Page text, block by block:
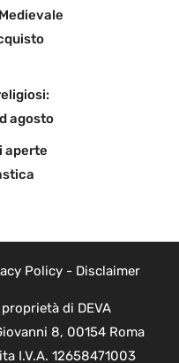
agosto
aperte
Policy- Disclaimer
di DEVA
8, 00154 Roma
I.V.A. 12658471003